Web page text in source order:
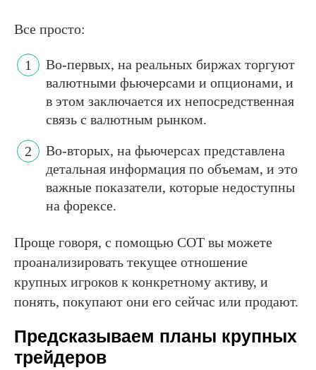
Все просто:
Во-первых, на реальных биржах торгуют
валютными фьючерсами и опционами, и
в этом заключается их непосредственная
связь с валютным рынком.
Во-вторых, на фьючерсах представлена
детальная информация по объемам, и это
важные показатели, которые недоступны
на форексе.
Проще говоря, с помощью COT вы можете
проанализировать текущее отношение
крупных игроков к конкретному активу, и
понять, покупают они его сейчас или продают.
Предсказываем планы крупных
трейдеров